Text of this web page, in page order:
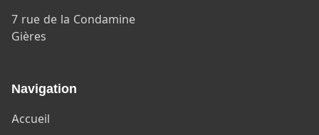
7 rue de la Condamine
Gières
Navigation
Accueil